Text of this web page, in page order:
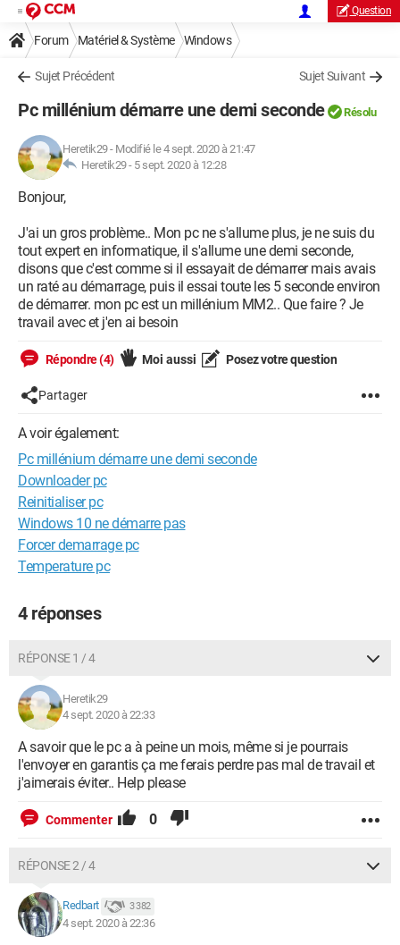
Question
Forum Matériel & Système Windows
Sujet Précédent Sujet Suivant
Pc millénium démarre une demi seconde Résolu
Heretik29- Modifié le 4 sept. 2020 à 21:47
Heretik29 - 5 sept. 2020 à 12:28
Bonjour,
J'ai un gros problème.. Mon pc ne s'allume plus, je ne suis du
tout expert en informatique, il s'allume une demi seconde,
disons que c'est comme si il essayait de démarrer mais avais
un raté au démarrage, puis il essai toute les 5 seconde environ
de démarrer. mon pc est un millénium MM2.. Que faire ? Je
travail avec et j'en ai besoin
Répondre (4) Moi aussi Posez votre question
Partager
A voir également:
Pc millénium démarre une demi seconde
Downloader pc
Reinitialiser pc
Windows 10 ne démarre pas
Forcer demarrage pc
Temperature pc
4 réponses
RÉPONSE 1 / 4
Heretik29
4 sept. 2020 à 22:33
A savoir que le pc a à peine un mois, même si je pourrais
l'envoyer en garantis ça me ferais perdre pas mal de travail et
j'aimerais éviter.. Help please
Commenter 0
RÉPONSE 2 / 4
Redbart 3 382
4 sept. 2020 à 22:36